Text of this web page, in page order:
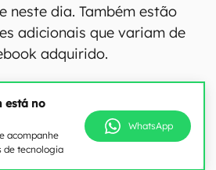
neste dia. Também estão
adicionais que variam de
adquirido.
está no
acompanhe
de tecnologia
WhatsApp